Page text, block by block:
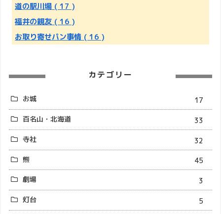
道の駅川場 ( 17 )
福井の親友 ( 16 )
お取り寄せパン事情 ( 16 )
カテゴリー
お城
17
百名山・北海道
33
寺社
32
熊
45
劇場
3
灯台
5